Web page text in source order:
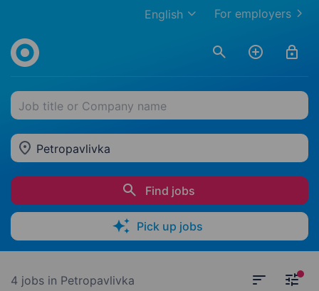
For employers
English
Job title or Company name
Petropavlivka
Find jobs
Pick up jobs
4 jobs in Petropavlivka